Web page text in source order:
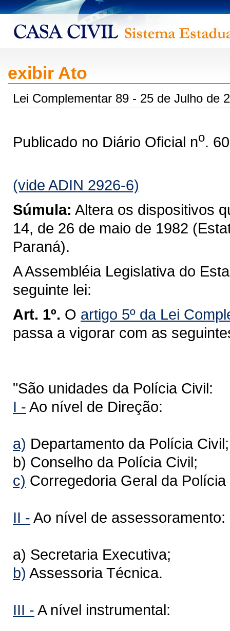
exibir Ato
Lei Complementar 89 - 25 de Julho de
Publicado no Diário Oficial no.
(vide ADIN 2926-6)
Súmula: Altera os dispositivos
14, de 26 de maio de 1982
Paraná).
A Assembléia Legislativa do
seguinte lei:
Art. 1º. O artigo 5º da Lei
passa a vigorar com as
"São unidades da Polícia Civil:
I - Ao nível de Direção:
a) Departamento da Polícia Civil;
b) Conselho da Polícia Civil;
c) Corregedoria Geral da Polícia
II - Ao nível de assessoramento:
a) Secretaria Executiva;
b) Assessoria Técnica.
III - A nível instrumental: